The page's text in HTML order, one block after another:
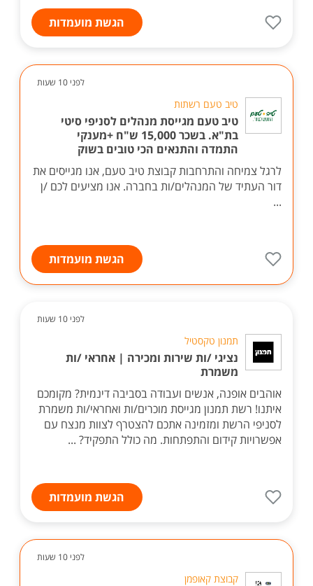
הגשת מועמדות
לפני 10 שעות
טיב טעם רשתות
טיב טעם מגייסת מנהלים לסניפי סיטי
בת"א. בשכר 15,000 ש"ח +מענקי
התמדה והתנאים הכי טובים בשוק
לרגל צמיחה והתרחבות קבוצת טיב טעם, אנו מגייסים את
דור העתיד של המנהלים/ות בחברה. אנו מציעים לכם /ן
...
הגשת מועמדות
לפני 10 שעות
תמנון טקסטיל
נציגי /ות שירות ומכירה | אחראי /ות
משמרת
אוהבים אופנה, אנשים ועבודה בסביבה דינמית? מקומכם
איתנו! רשת תמנון מגייסת מוכרים/ות ואחראי/ות משמרת
לסניפי הרשת ומזמינה אתכם להצטרף לצוות מנצח עם
אפשרויות קידום והתפתחות. מה כולל התפקיד? ...
הגשת מועמדות
לפני 10 שעות
קבוצת קאופמן